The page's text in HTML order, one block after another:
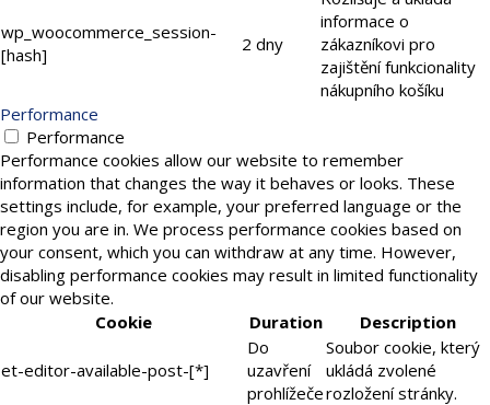
wp_woocommerce_session-
[hash]
2 dny
informace o
zákazníkovi pro
zajištění funkcionality
nákupního košíku
Performance
Performance
Performance cookies allow our website to remember
information that changes the way it behaves or looks. These
settings include, for example, your preferred language or the
region you are in. We process performance cookies based on
your consent, which you can withdraw at any time. However,
disabling performance cookies may result in limited functionality
of our website.
Cookie
Duration Description
et-editor-available-post-[*]
Do
uzavření
prohlížeče
Soubor cookie, který
ukládá zvolené
rozložení stránky.